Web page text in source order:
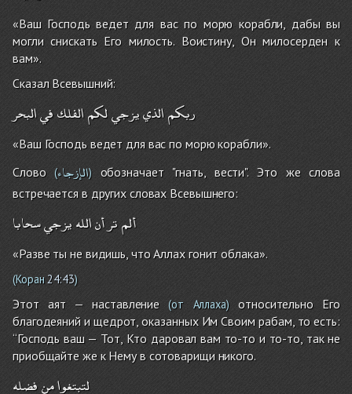
«Ваш Господь ведет для вас по морю корабли, дабы вы
могли снискать Его милость. Воистину, Он милосерден к
вам».
Сказал Всевышний:
ربكمالذييزجيلكمالفلكفيالبحر
«Ваш Господь ведет для вас по морю корабли».
Слово(الإزجاء)обозначает "гнать, вести". Это же слова
встречается в других словах Всевышнего:
ألمترأناللهيزجيسحابا
«Разве ты не видишь, что Аллах гонит облака».
(Коран24:43)
Этот аят — наставление (от Аллаха)относительно Его
благодеяний и щедрот, оказанных Им Своим рабам, то есть:
“Господь ваш — Тот, Кто даровал вам то-то и то-то, так не
приобщайте же к Нему в сотоварищи никого.
لتبتغوامنفضله